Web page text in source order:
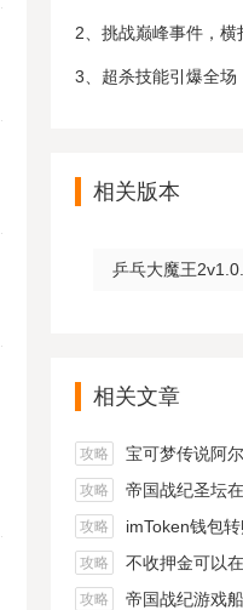
2、挑战巅峰事件，
3、超杀技能引爆全
相关版本
乒乓大魔王
相关文章
攻略 宝可梦传说阿尔宙斯冰六
攻略 帝国战纪圣坛在哪
攻略 imToken钱包转账
攻略 不收押金可以在家做的手工
攻略 帝国战纪游戏船坞怎